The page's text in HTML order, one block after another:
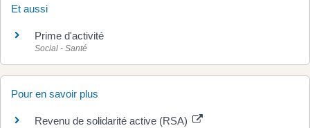
Et aussi
Prime d'activité
Social - Santé
Pour en savoir plus
Revenu de solidarité active (RSA)